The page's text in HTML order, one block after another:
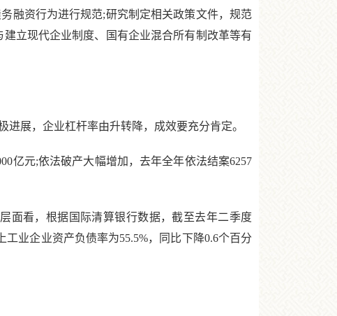
融资行为进行规范;研究制定相关政策文件，规范
立现代企业制度、国有企业混合所有制改革等有
展，企业杠杆率由升转降，成效要充分肯定。
元;依法破产大幅增加，去年全年依法结案6257
看，根据国际清算银行数据，截至去年二季度
业企业资产负债率为55.5%，同比下降0.6个百分